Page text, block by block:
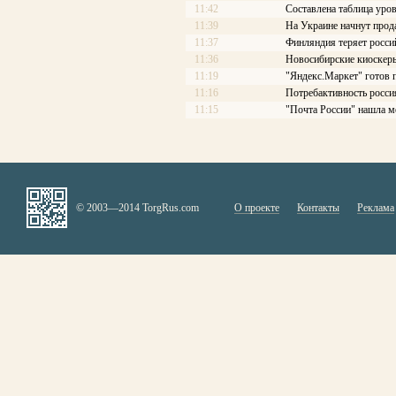
11:42
Составлена таблица
11:39
На Украине начнут
11:37
Финляндия теряет
11:36
Новосибирские
11:19
"Яндекс.Маркет" готов
11:16
Потребактивность
11:15
"Почта России" нашла
© 2003—2014 TorgRus.com О проекте Контакты Реклама